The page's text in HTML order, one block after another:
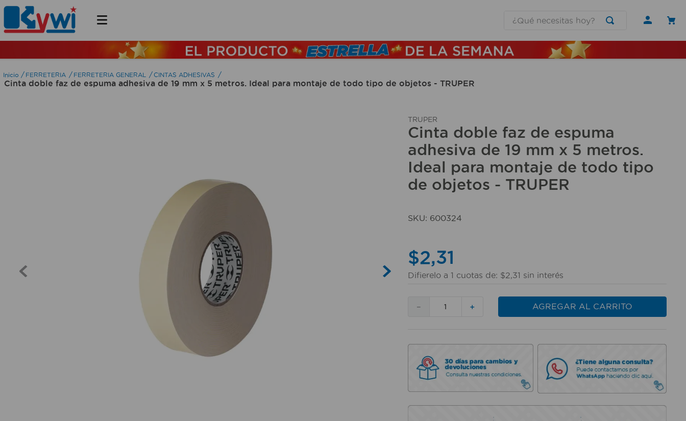
FERRETERIA FERRETERIA GENERAL CINTAS ADHESIVAS
Cinta doble faz de espuma adhesiva de 19 mm x 5 metros. Ideal para montaje de todo tipo de objetos - TRUPER
TRUPER
Cinta doble faz de espuma
adhesiva de 19 mm x 5 metros.
Ideal para montaje de todo tipo
de objetos - TRUPER
SKU: 600324
$2,31
Difierelo a 1 cuotas de: $2,31 sin interés
＋
－ AGREGAR AL CARRITO
TÉRMINOS MÁS BUSCADOS
1.
lamparas